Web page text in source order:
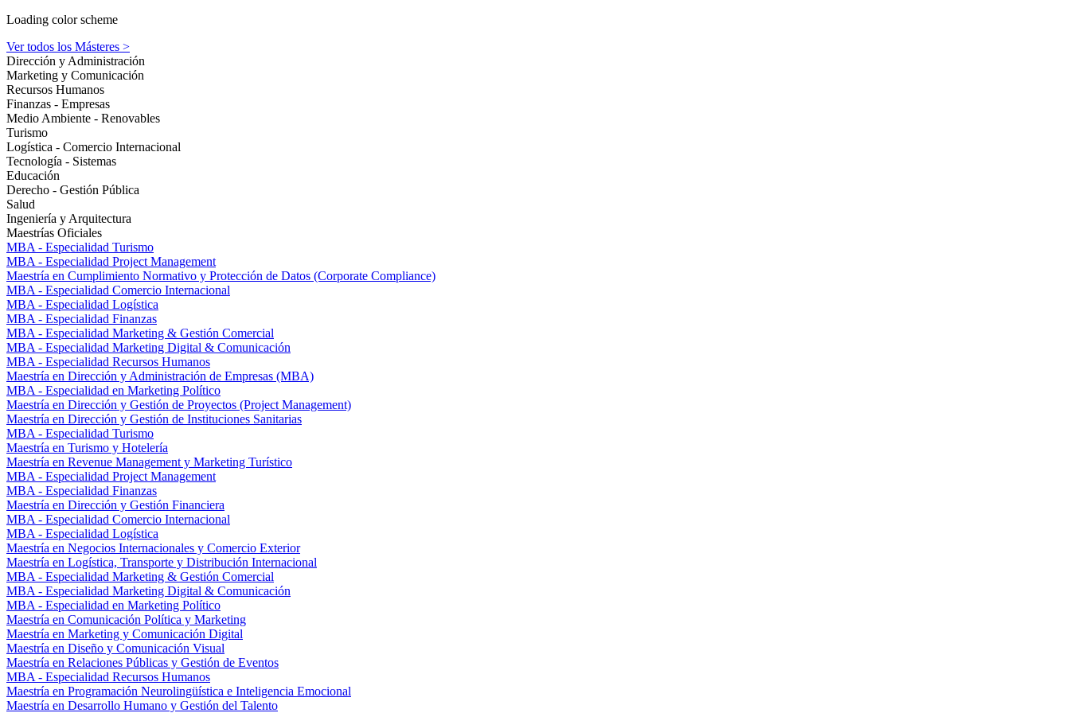
Loading color scheme
Ver todos los Másteres >
Dirección y Administración
Marketing y Comunicación
Recursos Humanos
Finanzas - Empresas
Medio Ambiente - Renovables
Turismo
Logística - Comercio Internacional
Tecnología - Sistemas
Educación
Derecho - Gestión Pública
Salud
Ingeniería y Arquitectura
Maestrías Oficiales
MBA - Especialidad Turismo
MBA - Especialidad Project Management
Maestría en Cumplimiento Normativo y Protección de Datos (Corporate Compliance)
MBA - Especialidad Comercio Internacional
MBA - Especialidad Logística
MBA - Especialidad Finanzas
MBA - Especialidad Marketing & Gestión Comercial
MBA - Especialidad Marketing Digital & Comunicación
MBA - Especialidad Recursos Humanos
Maestría en Dirección y Administración de Empresas (MBA)
MBA - Especialidad en Marketing Político
Maestría en Dirección y Gestión de Proyectos (Project Management)
Maestría en Dirección y Gestión de Instituciones Sanitarias
MBA - Especialidad Turismo
Maestría en Turismo y Hotelería
Maestría en Revenue Management y Marketing Turístico
MBA - Especialidad Project Management
MBA - Especialidad Finanzas
Maestría en Dirección y Gestión Financiera
MBA - Especialidad Comercio Internacional
MBA - Especialidad Logística
Maestría en Negocios Internacionales y Comercio Exterior
Maestría en Logística, Transporte y Distribución Internacional
MBA - Especialidad Marketing & Gestión Comercial
MBA - Especialidad Marketing Digital & Comunicación
MBA - Especialidad en Marketing Político
Maestría en Comunicación Política y Marketing
Maestría en Marketing y Comunicación Digital
Maestría en Diseño y Comunicación Visual
Maestría en Relaciones Públicas y Gestión de Eventos
MBA - Especialidad Recursos Humanos
Maestría en Programación Neurolingüística e Inteligencia Emocional
Maestría en Desarrollo Humano y Gestión del Talento